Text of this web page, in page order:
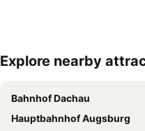
Nagy méretű térkép
Explore nearby
Bahnhof Dachau
Hauptbahnhof Augsburg